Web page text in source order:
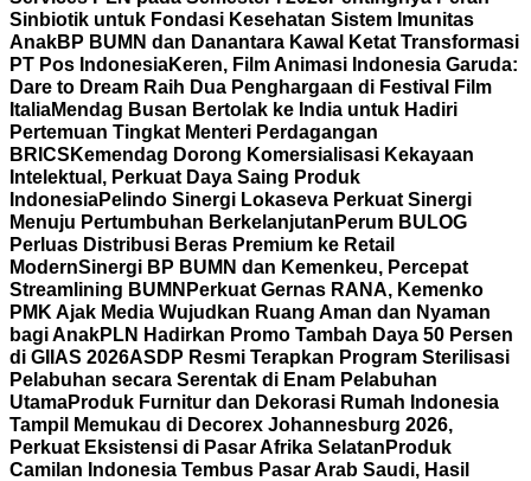
Sinbiotik untuk Fondasi Kesehatan Sistem Imunitas
AnakBP BUMN dan Danantara Kawal Ketat Transformasi
PT Pos IndonesiaKeren, Film Animasi Indonesia Garuda:
Dare to Dream Raih Dua Penghargaan di Festival Film
ItaliaMendag Busan Bertolak ke India untuk Hadiri
Pertemuan Tingkat Menteri Perdagangan
BRICS Kemendag Dorong Komersialisasi Kekayaan
Intelektual, Perkuat Daya Saing Produk
IndonesiaPelindo Sinergi Lokaseva Perkuat Sinergi
Menuju Pertumbuhan Berkelanjutan Perum BULOG
Perluas Distribusi Beras Premium ke Retail
ModernSinergi BP BUMN dan Kemenkeu, Percepat
Streamlining BUMN Perkuat Gernas RANA, Kemenko
PMK Ajak Media Wujudkan Ruang Aman dan Nyaman
bagi AnakPLN Hadirkan Promo Tambah Daya 50 Persen
di GIIAS 2026ASDP Resmi Terapkan Program Sterilisasi
Pelabuhan secara Serentak di Enam Pelabuhan
UtamaProduk Furnitur dan Dekorasi Rumah Indonesia
Tampil Memukau di Decorex Johannesburg 2026,
Perkuat Eksistensi di Pasar Afrika Selatan Produk
Camilan Indonesia Tembus Pasar Arab Saudi, Hasil